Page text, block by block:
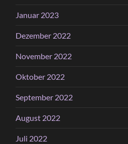
Januar 2023
Dezember 2022
November 2022
Oktober 2022
September 2022
August 2022
Juli 2022